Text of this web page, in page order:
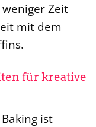
Zeit
mit dem
für kreative
ist